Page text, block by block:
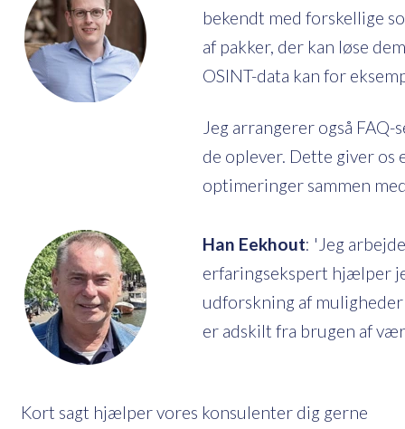
bekendt med forskellige
af pakker, der kan løse
OSINT-data kan for
Jeg arrangerer også
de oplever. Dette giver
optimeringer sammen
Han Eekhout: 'Jeg
erfaringsekspert hjælper
udforskning af
er adskilt fra brugen af
Kort sagt hjælper vores konsulenter dig gerne